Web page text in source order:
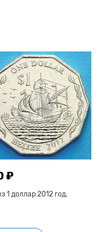
₽
1 доллар 2012 год.